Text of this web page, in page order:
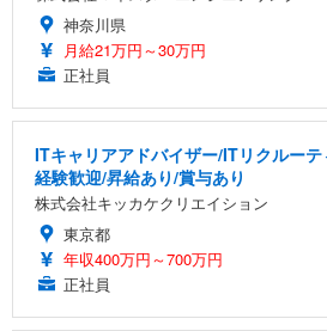
神奈川県
月給21万円～30万円
正社員
ITキャリアアドバイザー/ITリクルー
経験歓迎/昇給あり/賞与あり
株式会社キッカケクリエイション
東京都
年収400万円～700万円
正社員